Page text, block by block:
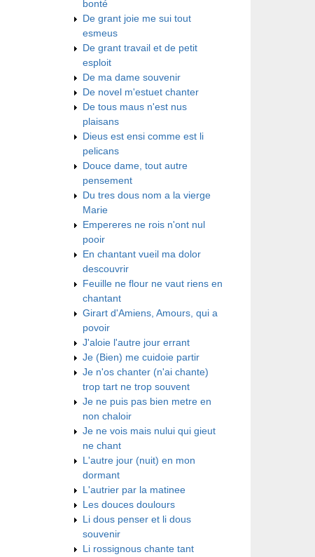
bonté
De grant joie me sui tout
esmeus
De grant travail et de petit
esploit
De ma dame souvenir
De novel m'estuet chanter
De tous maus n'est nus
plaisans
Dieus est ensi comme est li
pelicans
Douce dame, tout autre
pensement
Du tres dous nom a la vierge
Marie
Empereres ne rois n'ont nul
pooir
En chantant vueil ma dolor
descouvrir
Feuille ne flour ne vaut riens en
chantant
Girart d'Amiens, Amours, qui a
povoir
J'aloie l'autre jour errant
Je (Bien) me cuidoie partir
Je n'os chanter (n'ai chante)
trop tart ne trop souvent
Je ne puis pas bien metre en
non chaloir
Je ne vois mais nului qui gieut
ne chant
L'autre jour (nuit) en mon
dormant
L'autrier par la matinee
Les douces doulours
Li dous penser et li dous
souvenir
Li rossignous chante tant